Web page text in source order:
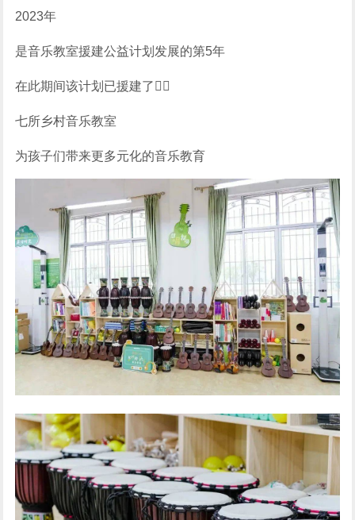
2023年
是音乐教室援建公益计划发展的第5年
在此期间该计划已援建了
七所乡村音乐教室
为孩子们带来更多元化的音乐教育